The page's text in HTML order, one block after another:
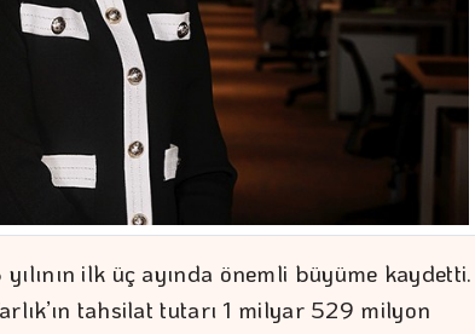
ilk üç ayında önemli büyüme kaydetti.
tahsilat tutarı 1 milyar 529 milyon